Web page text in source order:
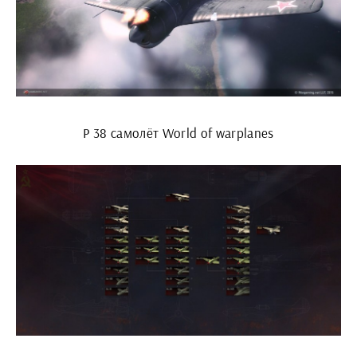
P 38 самолёт World of warplanes